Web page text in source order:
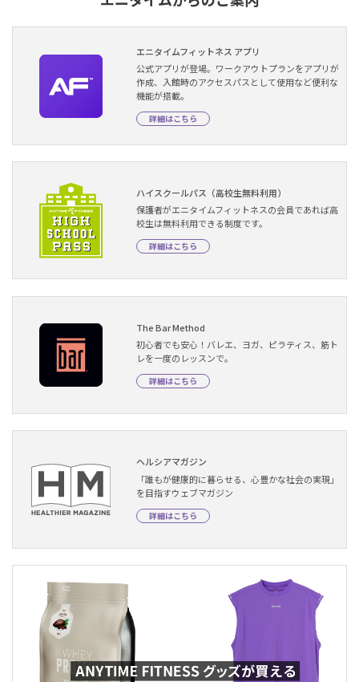
エニタイムフィットネス アプリ
公式アプリが登場。ワークアウトプランをアプリが
作成、入館時のアクセスパスとして使用など便利な
機能が搭載。
詳細はこちら
ハイスクールパス（高校生無料利用）
保護者がエニタイムフィットネスの会員であれば高
校生は無料利用できる制度です。
詳細はこちら
The Bar Method
初心者でも安心！バレエ、ヨガ、ピラティス、筋ト
レを一度のレッスンで。
詳細はこちら
ヘルシアマガジン
「誰もが健康的に暮らせる、心豊かな社会の実現」
を目指すウェブマガジン
詳細はこちら